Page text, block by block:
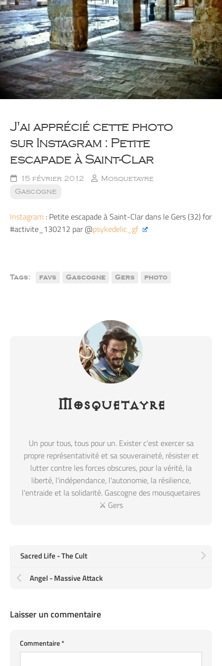
J'ai apprécié cette photo
sur Instagram : Petite
escapade à Saint-Clar
15 février 2012
Mosquetayre
Gascogne
Instagram : Petite escapade à Saint-Clar dans le Gers (32) for
#activite_130212 par @psykedelic_gf
Tags: favs Gascogne Gers photo
Mosquetayre
Un pour tous, tous pour un. Exister c'est exercer sa
propre représentativité et sa souveraineté, résister et
lutter contre les forces obscures, pour la vérité, la
liberté, l'indépendance, l'autonomie, la résilience,
l'entraide et la solidarité. Gascogne des mousquetaires
⚔️ Gers
Sacred Life - The Cult
Angel - Massive Attack
Laisser un commentaire
Commentaire*